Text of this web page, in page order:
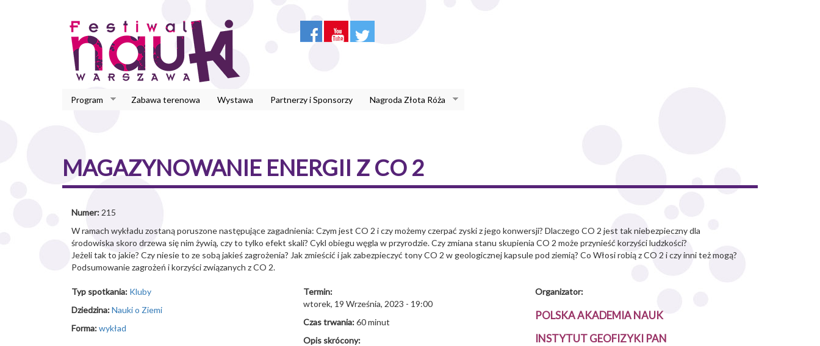
Program Zabawa terenowa Wystawa Partnerzy i Sponsorzy Nagroda Złota Róża
MAGAZYNOWANIE ENERGII Z CO 2
Numer: 215
W ramach wykładu zostaną poruszone następujące zagadnienia: Czym jest CO 2 i czy możemy czerpać zyski z jego konwersji? Dlaczego CO 2 jest tak niebezpieczny dla
środowiska skoro drzewa się nim żywią, czy to tylko efekt skali? Cykl obiegu węgla w przyrodzie. Czy zmiana stanu skupienia CO 2 może przynieść korzyści ludzkości?
Jeżeli tak to jakie? Czy niesie to ze sobą jakieś zagrożenia? Jak zmieścić i jak zabezpieczyć tony CO 2 w geologicznej kapsule pod ziemią? Co Włosi robią z CO 2 i czy inni też mogą?
Podsumowanie zagrożeń i korzyści związanych z CO 2.
Typ spotkania: Kluby
Dziedzina:Nauki o Ziemi
Forma:wykład
Termin:
wtorek, 19 Września, 2023 - 19:00
Czas trwania:60 minut
Opis skrócony:
Organizator:
POLSKA AKADEMIA NAUK
INSTYTUT GEOFIZYKI PAN